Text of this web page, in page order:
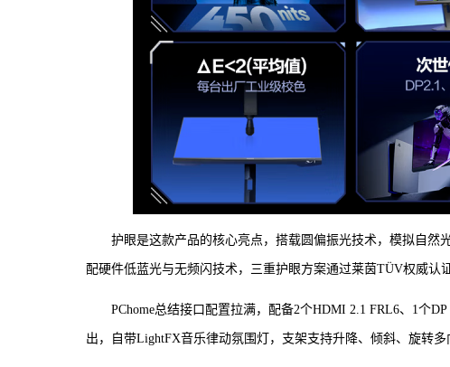
护眼是这款产品的核心亮点，搭载圆偏振光技术，模拟自
配硬件低蓝光与无频闪技术，三重护眼方案通过莱茵TÜV权威认证
PChome总结接口配置拉满，配备2个HDMI 2.1 FRL6、1个
出，自带LightFX音乐律动氛围灯，支架支持升降、倾斜、旋转多